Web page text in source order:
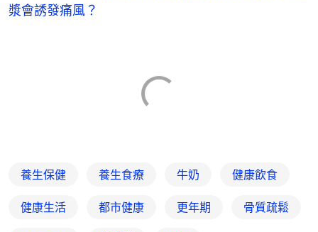
漿會誘發痛風？
養生保健 養生食療 牛奶 健康飲食
健康生活 都市健康 更年期 骨質疏鬆